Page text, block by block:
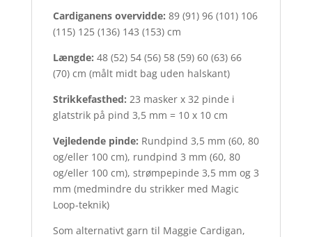
Cardiganens overvidde: 89 (91) 96 (101) 106
(115) 125 (136) 143 (153) cm
Længde: 48 (52) 54 (56) 58 (59) 60 (63) 66
(70) cm (målt midt bag uden halskant)
Strikkefasthed: 23 masker x 32 pinde i
glatstrik på pind 3,5 mm = 10 x 10 cm
Vejledende pinde: Rundpind 3,5 mm (60, 80
og/eller 100 cm), rundpind 3 mm (60, 80
og/eller 100 cm), strømpepinde 3,5 mm og 3
mm (medmindre du strikker med Magic
Loop-teknik)
Som alternativt garn til Maggie Cardigan,